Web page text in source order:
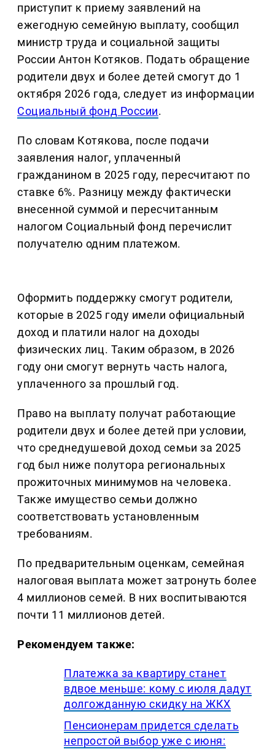
приступит к приему заявлений на
ежегодную семейную выплату, сообщил
министр труда и социальной защиты
России Антон Котяков. Подать обращение
родители двух и более детей смогут до 1
октября 2026 года, следует из информации
Социальный фонд России.
По словам Котякова, после подачи
заявления налог, уплаченный
гражданином в 2025 году, пересчитают по
ставке 6%. Разницу между фактически
внесенной суммой и пересчитанным
налогом Социальный фонд перечислит
получателю одним платежом.
Оформить поддержку смогут родители,
которые в 2025 году имели официальный
доход и платили налог на доходы
физических лиц. Таким образом, в 2026
году они смогут вернуть часть налога,
уплаченного за прошлый год.
Право на выплату получат работающие
родители двух и более детей при условии,
что среднедушевой доход семьи за 2025
год был ниже полутора региональных
прожиточных минимумов на человека.
Также имущество семьи должно
соответствовать установленным
требованиям.
По предварительным оценкам, семейная
налоговая выплата может затронуть более
4 миллионов семей. В них воспитываются
почти 11 миллионов детей.
Рекомендуем также:
Платежка за квартиру станет
вдвое меньше: кому с июля дадут
долгожданную скидку на ЖКХ
Пенсионерам придется сделать
непростой выбор уже с июня: